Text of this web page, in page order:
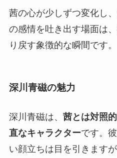
茜の心が少しずつ変化し
の感情を吐き出す場面は
り戻す象徴的な瞬間です。
深川青磁の魅力
深川青磁は、 茜とは対照
直なキャラクターです。
い顔立ちは目を引きます